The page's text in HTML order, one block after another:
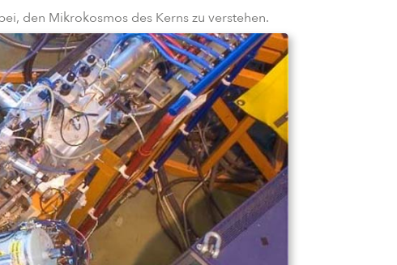
den Mikrokosmos des Kerns zu verstehen.